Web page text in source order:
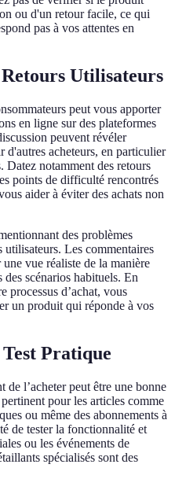
ou d'un retour facile, ce qui
pas à vos attentes en
Utilisateurs
peut vous apporter
en ligne sur des plateformes
peuvent révéler
d'autres acheteurs, en particulier
Datez notamment des retours
points de difficulté rencontrés
aider à éviter des achats non
des problèmes
utilisateurs. Les commentaires
vue réaliste de la manière
scénarios habituels. En
processus d’achat, vous
un produit qui réponde à vos
Pratique
de l’acheter peut être une bonne
pour les articles comme
ou même des abonnements à
de tester la fonctionnalité et
ou les événements de
spécialisés sont des